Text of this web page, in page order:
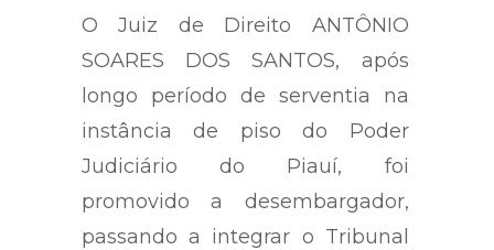
O Juiz de Direito ANTÔNIO
SOARES DOS SANTOS, após
longo período de serventia na
instância de piso do Poder
Judiciário do Piauí, foi
promovido a desembargador,
passando a integrar o Tribunal